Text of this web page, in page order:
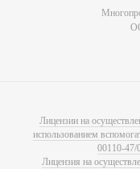
Лицензии на
использованием
00110-47/
Лицензия на